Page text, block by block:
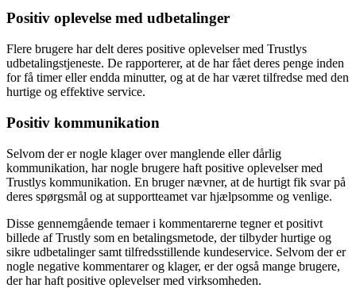
Positiv oplevelse med udbetalinger
Flere brugere har delt deres positive oplevelser med Trustlys
udbetalingstjeneste. De rapporterer, at de har fået deres penge inden
for få timer eller endda minutter, og at de har været tilfredse med den
hurtige og effektive service.
Positiv kommunikation
Selvom der er nogle klager over manglende eller dårlig
kommunikation, har nogle brugere haft positive oplevelser med
Trustlys kommunikation. En bruger nævner, at de hurtigt fik svar på
deres spørgsmål og at supportteamet var hjælpsomme og venlige.
Disse gennemgående temaer i kommentarerne tegner et positivt
billede af Trustly som en betalingsmetode, der tilbyder hurtige og
sikre udbetalinger samt tilfredsstillende kundeservice. Selvom der er
nogle negative kommentarer og klager, er der også mange brugere,
der har haft positive oplevelser med virksomheden.